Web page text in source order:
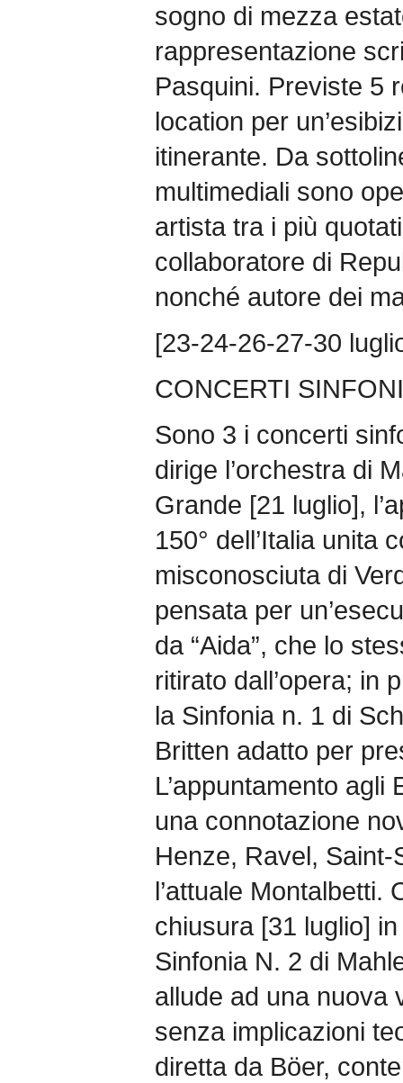
sogno di mezza
rappresentazione
Pasquini. Previste 5
location per
itinerante. Da
multimediali sono
artista tra i più
collaboratore di
nonché autore dei
[23-24-26-27-30
CONCERTI
Sono 3 i concerti
dirige l’orchestra di
Grande [21 luglio],
150° dell’Italia unita
misconosciuta di
pensata per
da “Aida”, che lo
ritirato dall’opera; in
la Sinfonia n. 1 di
Britten adatto per
L’appuntamento agli
una connotazione
Henze, Ravel,
l’attuale Montalbetti.
chiusura [31 luglio]
Sinfonia N. 2 di
allude ad una nuova
senza implicazioni
diretta da Böer,